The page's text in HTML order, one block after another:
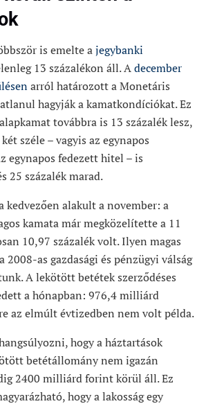
is emelte ajegybanki
13 százalékon áll. Adecember
arról határozott a Monetáris
hagyják a kamatkondíciókat. Ez
továbbra is 13 százalék lesz,
széle – vagyis az egynapos
egynapos fedezett hitel – is
25 százalék marad.
kedvezően alakult a november: a
kamata már megközelítette a 11
10,97 százalék volt. Ilyen magas
as gazdasági és pénzügyi válság
A lekötött betétek szerződéses
a hónapban: 976,4 milliárd
az elmúlt évtizedben nem volt példa.
hogy a háztartások
betétállomány nem igazán
2400 milliárd forint körül áll. Ez
hogy a lakosság egy